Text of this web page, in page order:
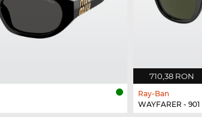
710,38 RON
Ray-Ban
WAYFARER - 901